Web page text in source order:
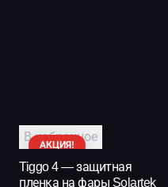
АКЦИЯ!
В избранное
Tiggo 4 — защитная
пленка на фары Solartek